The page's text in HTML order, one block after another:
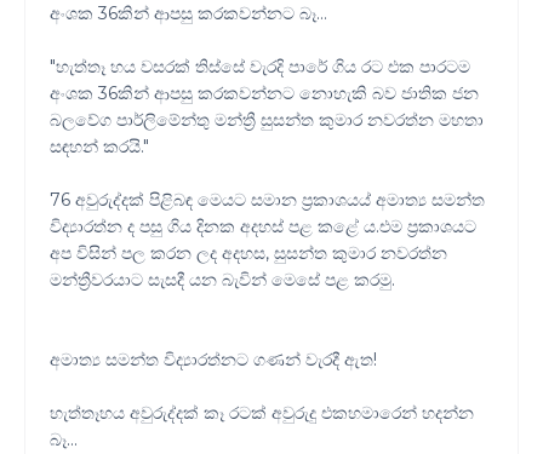
අංශක 36කින් ආපසු කරකවන්නට බෑ…
"හැත්තෑ හය වසරක් තිස්සේ වැරදි පාරේ ගිය රට එක පාරටම
අංශක 36කින් ආපසු කරකවන්නට නොහැකි බව ජාතික ජන
බලවේග පාර්ලිමේන්තු මන්ත්‍රී සුසන්ත කුමාර නවරත්න මහතා
සඳහන් කරයි."
76 අවුරුද්දක් පිළිබඳ මෙයට සමාන ප්‍රකාශයය් අමාත්‍ය සමන්ත
විද්‍යාරත්න ද පසු ගිය දිනක අදහස් පළ කළේ ය.එම ප්‍රකාශයට
අප විසින් පල කරන ලද අදහස, සුසන්ත කුමාර නවරත්න
මන්ත්‍රීවරයාට සැසදී යන බැවින් මෙසේ පළ කරමු.
අමාත්‍ය සමන්ත විද්‍යාරත්නට ගණන් වැරදී ඇත!
හැත්තෑහය අවුරුද්දක් කෑ රටක් අවුරුදු එකහමාරෙන් හදන්න
බෑ...